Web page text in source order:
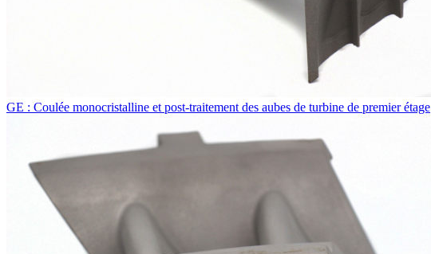
GE : Coulée monocristalline et post-traitement des aubes de turbine de premier étage